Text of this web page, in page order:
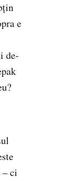
e
de-
– ci